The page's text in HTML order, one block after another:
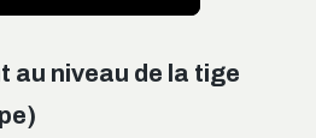
au niveau de la tige